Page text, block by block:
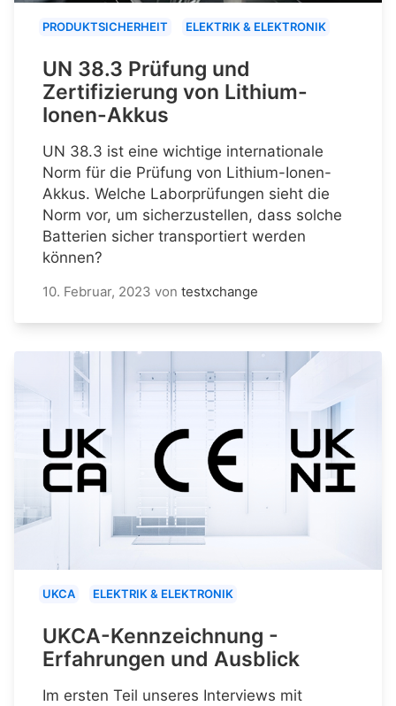
PRODUKTSICHERHEIT ELEKTRIK & ELEKTRONIK
UN 38.3 Prüfung und
Zertifizierung von Lithium-
Ionen-Akkus
UN 38.3 ist eine wichtige internationale
Norm für die Prüfung von Lithium-Ionen-
Akkus. Welche Laborprüfungen sieht die
Norm vor, um sicherzustellen, dass solche
Batterien sicher transportiert werden
können?
10. Februar, 2023 von testxchange
UKCA ELEKTRIK & ELEKTRONIK
UKCA-Kennzeichnung -
Erfahrungen und Ausblick
Im ersten Teil unseres Interviews mit